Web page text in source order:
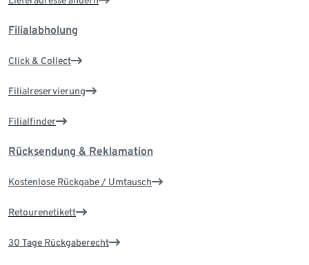
Filialabholung
Click & Collect
Filialreservierung
Filialfinder
Rücksendung & Reklamation
Kostenlose Rückgabe / Umtausch
Retourenetikett
30 Tage Rückgaberecht